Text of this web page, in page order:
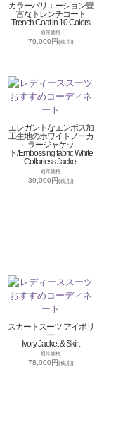
カラーバリエーション豊
富なトレンチコート
Trench Coat in 10 Colors
通常価格
79,000円 (税別)
エレガントなエンボス加
工生地のホワイトノーカ
ラージャケッ
ト/Embossing fabric White
Collarless Jacket
通常価格
39,000円 (税別)
スカートスーツ アイボリ
ー
Ivory Jacket & Skirt
通常価格
78,000円 (税別)